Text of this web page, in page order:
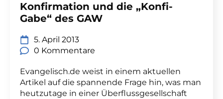
Konfirmation und die „Konfi-
Gabe“ des GAW
5. April 2013
0 Kommentare
Evangelisch.de weist in einem aktuellen
Artikel auf die spannende Frage hin, was man
heutzutage in einer Überflussgesellschaft